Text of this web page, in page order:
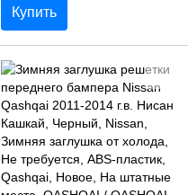
Купить